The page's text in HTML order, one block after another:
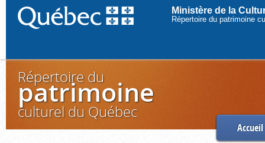
Ministère de la
Répertoire du patrimoine
Répertoire du
patrimoine
culturel du Québec
Accueil